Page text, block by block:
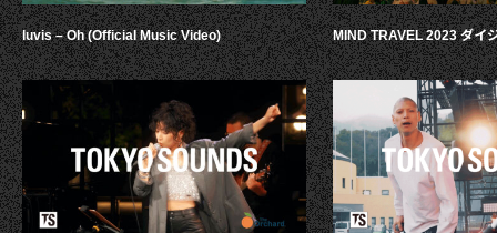
luvis – Oh (Official Music Video) MIND TRAVEL 2023 ダイ